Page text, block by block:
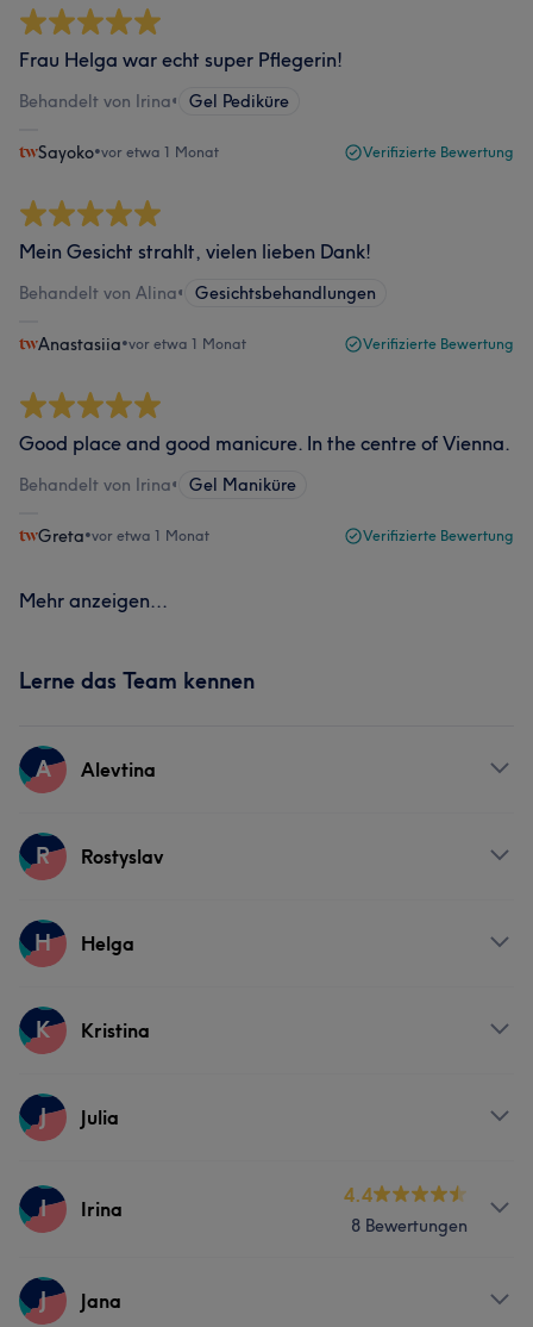
Frau Helga war echt super Pflegerin!
Behandelt von Irina• Gel Pediküre
Sayoko•vor etwa 1 Monat Verifizierte Bewertung
Mein Gesicht strahlt, vielen lieben Dank!
Behandelt von Alina• Gesichtsbehandlungen
Anastasiia•vor etwa 1 Monat Verifizierte Bewertung
Good place and good manicure. In the centre of Vienna.
Behandelt von Irina• Gel Maniküre
Greta•vor etwa 1 Monat Verifizierte Bewertung
Mehr anzeigen...
Lerne das Team kennen
A Alevtina
Services
R Rostyslav
Services
H Helga
Services
K Kristina
Services
J Julia
Services
I Irina
4.4
8 Bewertungen
Services
J Jana